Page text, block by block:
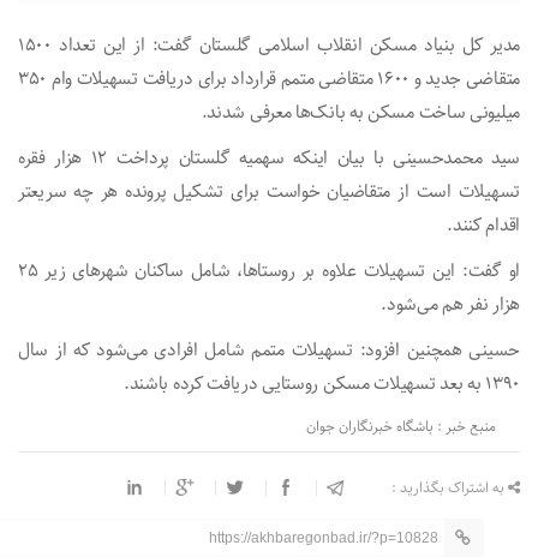
مدیر کل بنیاد مسکن انقلاب اسلامی گلستان گفت: از این تعداد ۱۵۰۰
متقاضی جدید و ۱۶۰۰ متقاضی متمم قرارداد برای دریافت تسهیلات وام ۳۵۰
میلیونی ساخت مسکن به بانک‌ها معرفی شدند.
سید محمدحسینی با بیان اینکه سهمیه گلستان پرداخت ۱۲ هزار فقره
تسهیلات است از متقاضیان خواست برای تشکیل پرونده هر چه سریعتر
اقدام کنند.
او گفت: این تسهیلات علاوه بر روستاها، شامل ساکنان شهر‌های زیر ۲۵
هزار نفر هم می‌شود.
حسینی همچنین افزود: تسهیلات متمم شامل افرادی می‌شود که از سال
۱۳۹۰ به بعد تسهیلات مسکن روستایی دریافت کرده باشند.
منبع خبر : باشگاه خبرنگاران جوان
به اشتراک بگذارید :
https://akhbaregonbad.ir/?p=10828